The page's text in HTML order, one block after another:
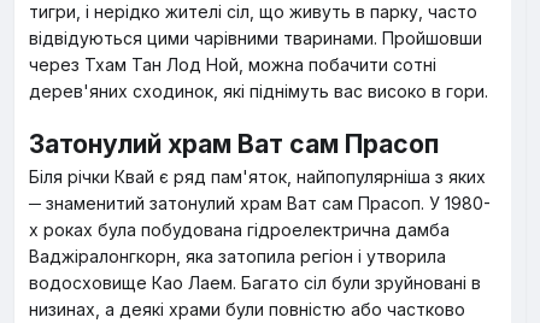
тигри, і нерідко жителі сіл, що живуть в парку, часто
відвідуються цими чарівними тваринами. Пройшовши
через Тхам Тан Лод Ной, можна побачити сотні
дерев'яних сходинок, які піднімуть вас високо в гори.
Затонулий храм Ват сам Прасоп
Біля річки Квай є ряд пам'яток, найпопулярніша з яких
─ знаменитий затонулий храм Ват сам Прасоп. У 1980-
х роках була побудована гідроелектрична дамба
Ваджіралонгкорн, яка затопила регіон і утворила
водосховище Као Лаем. Багато сіл були зруйновані в
низинах, а деякі храми були повністю або частково